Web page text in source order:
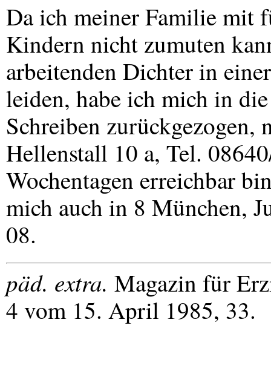
Da ich meiner Familie mit
Kindern nicht zumuten
arbeitenden Dichter in
leiden, habe ich mich in
Schreiben zurückgezogen,
Hellenstall 10 a, Tel.
Wochentagen erreichbar
mich auch in 8 München,
08.
päd. extra. Magazin für
4 vom 15. April 1985, 33.